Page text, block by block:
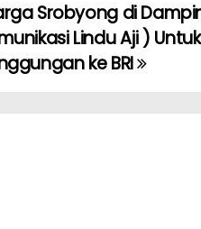
Srobyong di
Lindu Aji )
ke BRI